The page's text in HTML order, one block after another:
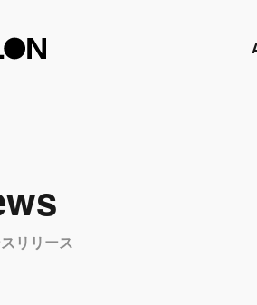
リリース